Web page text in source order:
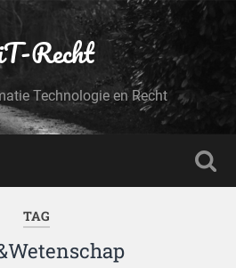
Recht
Technologie en Recht
TAG